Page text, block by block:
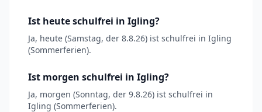
Ist heute schulfrei in Igling?
Ja, heute (Samstag, der 8.8.26) ist schulfrei in Igling
(Sommerferien).
Ist morgen schulfrei in Igling?
Ja, morgen (Sonntag, der 9.8.26) ist schulfrei in
Igling (Sommerferien).